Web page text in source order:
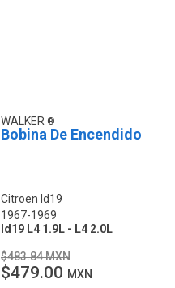
WALKER
Bobina De Encendido
Citroen Id19
1967-1969
Id19 L4 1.9L - L4 2.0L
$483.84 MXN
$479.00 MXN